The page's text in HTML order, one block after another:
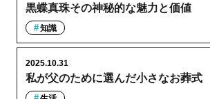
黒蝶真珠その神秘的な魅力と価値
知識
私が父のために選んだ小さなお葬式
2025.10.31